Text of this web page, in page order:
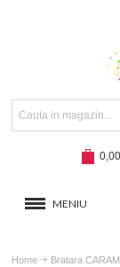
MENIU
Home Bratara